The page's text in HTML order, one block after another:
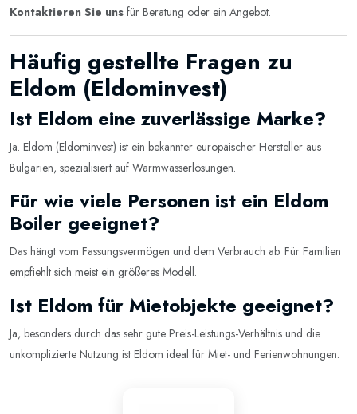
Kontaktieren Sie uns für Beratung oder ein Angebot.
Häufig gestellte Fragen zu
Eldom (Eldominvest)
Ist Eldom eine zuverlässige Marke?
Ja. Eldom (Eldominvest) ist ein bekannter europäischer Hersteller aus
Bulgarien, spezialisiert auf Warmwasserlösungen.
Für wie viele Personen ist ein Eldom
Boiler geeignet?
Das hängt vom Fassungsvermögen und dem Verbrauch ab. Für Familien
empfiehlt sich meist ein größeres Modell.
Ist Eldom für Mietobjekte geeignet?
Ja, besonders durch das sehr gute Preis-Leistungs-Verhältnis und die
unkomplizierte Nutzung ist Eldom ideal für Miet- und Ferienwohnungen.